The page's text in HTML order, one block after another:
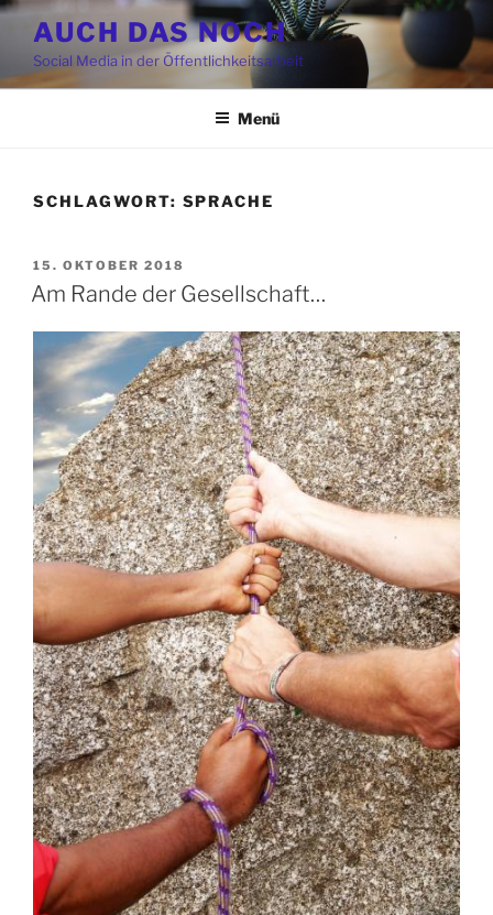
Zum
Inhalt
springen
AUCH DAS NOCH
Social Media in der Öffentlichkeitsarbeit
Menü
SCHLAGWORT: SPRACHE
VERÖFFENTLICHT
AM
15. OKTOBER 2018
Am Rande der Gesellschaft…